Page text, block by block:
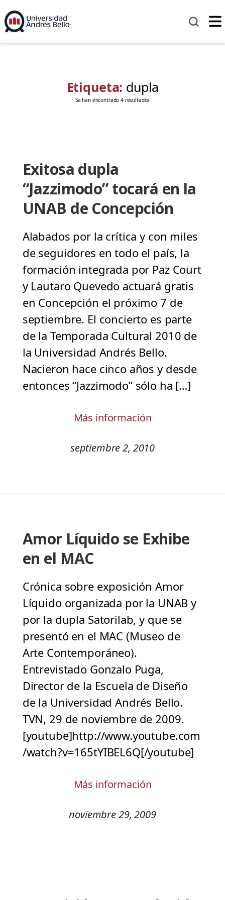
Etiqueta: dupla
Se han encontrado 4 resultados
Exitosa dupla
“Jazzimodo” tocará en la
UNAB de Concepción
Alabados por la crítica y con miles
de seguidores en todo el país, la
formación integrada por Paz Court
y Lautaro Quevedo actuará gratis
en Concepción el próximo 7 de
septiembre. El concierto es parte
de la Temporada Cultural 2010 de
la Universidad Andrés Bello.
Nacieron hace cinco años y desde
entonces “Jazzimodo” sólo ha […]
Más información
septiembre 2, 2010
Amor Líquido se Exhibe
en el MAC
Crónica sobre exposición Amor
Líquido organizada por la UNAB y
por la dupla Satorilab, y que se
presentó en el MAC (Museo de
Arte Contemporáneo).
Entrevistado Gonzalo Puga,
Director de la Escuela de Diseño
de la Universidad Andrés Bello.
TVN, 29 de noviembre de 2009.
[youtube]http://www.youtube.com
/watch?v=165tYIBEL6Q[/youtube]
Más información
noviembre 29, 2009